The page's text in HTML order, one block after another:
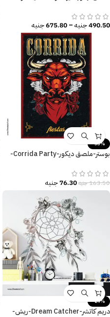
490.50جنيه–
675.80جنيه
-53%
بوستر-ملصق ديكور-Corrida Party-
163.50جنيه76.30جنيه
-29%
دريم كاتشر-Dream Catcher-ريش-